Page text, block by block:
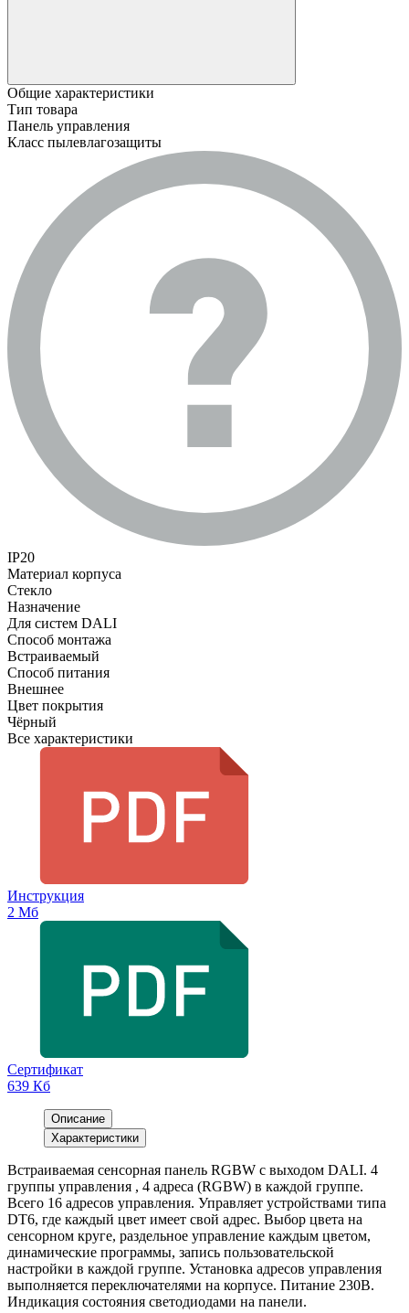
Общие характеристики
Тип товара
Панель управления
Класс пылевлагозащиты
IP20
Материал корпуса
Стекло
Назначение
Для систем DALI
Способ монтажа
Встраиваемый
Способ питания
Внешнее
Цвет покрытия
Чёрный
Все характеристики
Инструкция
2 Мб
Сертификат
639 Кб
Описание
Характеристики
Встраиваемая сенсорная панель RGBW с выходом DALI. 4
группы управления , 4 адреса (RGBW) в каждой группе.
Всего 16 адресов управления. Управляет устройствами типа
DT6, где каждый цвет имеет свой адрес. Выбор цвета на
сенсорном круге, раздельное управление каждым цветом,
динамические программы, запись пользовательской
настройки в каждой группе. Установка адресов управления
выполняется переключателями на корпусе. Питание 230В.
Индикация состояния светодиодами на панели.